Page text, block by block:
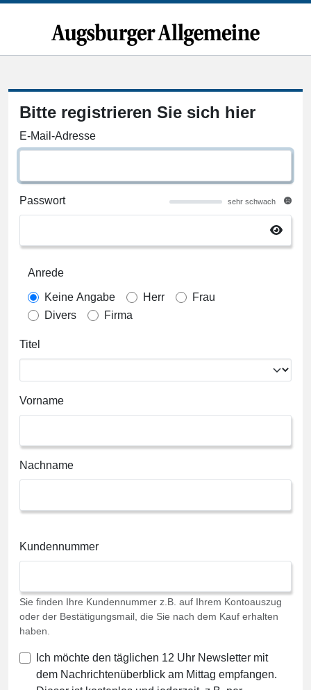
Bitte registrieren Sie sich hier
E-Mail-Adresse
Passwort sehr schwach
Anrede
Keine Angabe Herr
Frau
Divers
Firma
Titel
Vorname
Nachname
Kundennummer
Sie finden Ihre Kundennummer z.B. auf Ihrem Kontoauszug
oder der Bestätigungsmail, die Sie nach dem Kauf erhalten
haben.
Ich möchte den täglichen 12 Uhr Newsletter mit
dem Nachrichtenüberblick am Mittag empfangen.